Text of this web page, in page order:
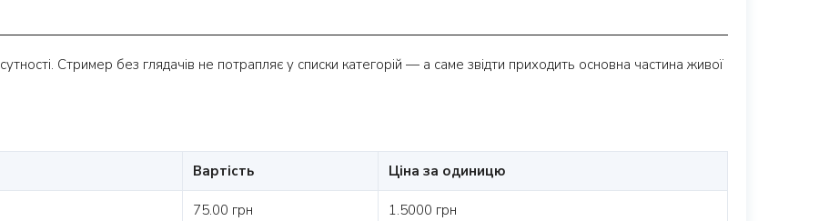
Стример без глядачів не потрапляє у списки категорій — а саме звідти приходить основна частина живої
Вартість Ціна за одиницю
75.00 грн 1.5000 грн